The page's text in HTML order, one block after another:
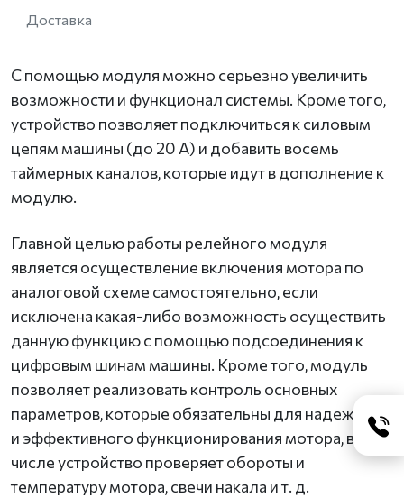
Доставка
С помощью модуля можно серьезно увеличить
возможности и функционал системы. Кроме того,
устройство позволяет подключиться к силовым
цепям машины (до 20 А) и добавить восемь
таймерных каналов, которые идут в дополнение к
модулю.
Главной целью работы релейного модуля
является осуществление включения мотора по
аналоговой схеме самостоятельно, если
исключена какая-либо возможность осуществить
данную функцию с помощью подсоединения к
цифровым шинам машины. Кроме того, модуль
позволяет реализовать контроль основных
параметров, которые обязательны для надежной
и эффективного функционирования мотора, в том
числе устройство проверяет обороты и
температуру мотора, свечи накала и т. д.